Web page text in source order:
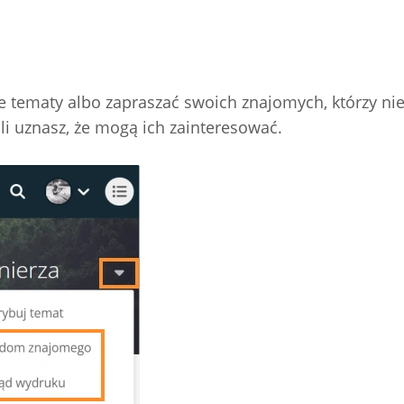
tematy albo zapraszać swoich znajomych, którzy
uznasz, że mogą ich zainteresować.